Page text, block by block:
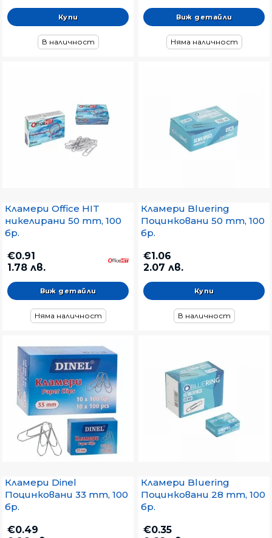
В наличност
Виж детайли
Няма наличност
Кламери Office HIT
никелирани 50 mm, 100
бр.
€0.91
1.78 лв.
Виж детайли
Няма наличност
Кламери Bluering
Поцинковани 50 mm, 100
бр.
€1.06
2.07 лв.
В наличност
Кламери Dinel
Поцинковани 33 mm, 100
бр.
€0.49
Кламери Bluering
Поцинковани 28 mm, 100
бр.
€0.35